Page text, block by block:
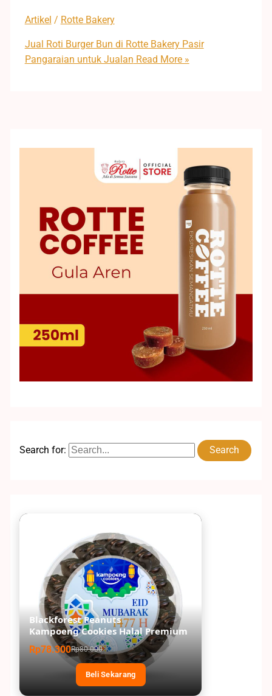
Artikel / Rotte Bakery
Jual Roti Burger Bun di Rotte Bakery Pasir
Pangaraian untuk Jualan Read More »
Search for:
Blackforest Peanuts
Kampoeng Cookies Halal Premium
Rp78.300Rp80.000
Beli Sekarang